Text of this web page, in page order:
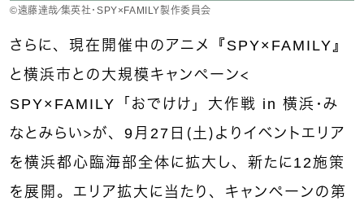
©︎遠藤達哉／集英社・SPY×FAMILY製作委員会
さらに、現在開催中のアニメ『SPY×FAMILY』
と横浜市との大規模キャンペーン＜
SPY×FAMILY「おでけけ」大作戦 in 横浜・み
なとみらい＞が、9月27日（土）よりイベントエリア
を横浜都心臨海部全体に拡大し、新たに12施策
を展開。エリア拡大に当たり、キャンペーンの第